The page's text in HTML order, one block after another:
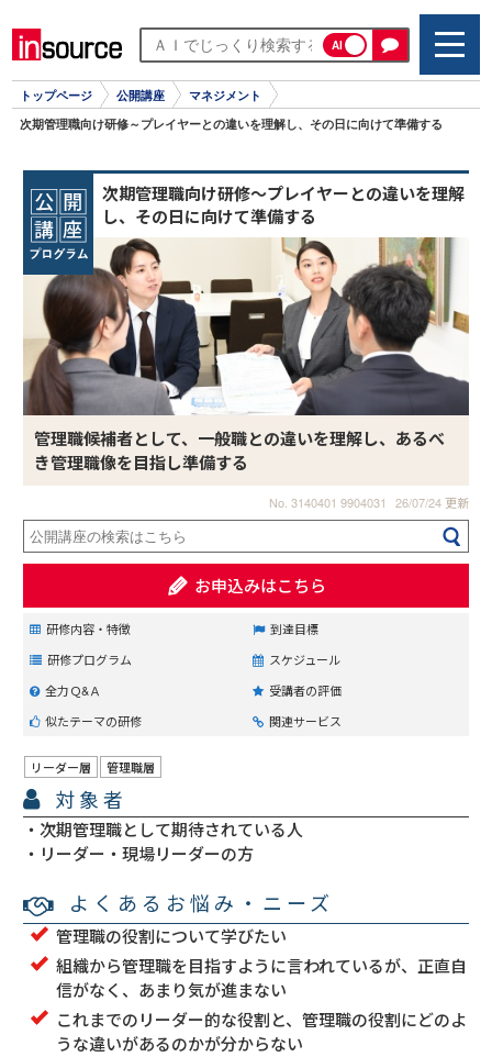
AI
トップページ 公開講座 マネジメント
次期管理職向け研修～プレイヤーとの違いを理解し、その日に向けて準備する
次期管理職向け研修～プレイヤーとの違いを理解
し、その日に向けて準備する
管理職候補者として、一般職との違いを理解し、あるべ
き管理職像を目指し準備する
No. 3140401 9904031 26/07/24 更新
お申込みはこちら
研修内容・特徴
到達目標
研修プログラム
スケジュール
全力Ｑ&Ａ
受講者の評価
似たテーマの研修
関連サービス
対象者
リーダー層 管理職層
次期管理職として期待されている人
リーダー・現場リーダーの方
よくあるお悩み・ニーズ
管理職の役割について学びたい
組織から管理職を目指すように言われているが、正直自
信がなく、あまり気が進まない
これまでのリーダー的な役割と、管理職の役割にどのよ
うな違いがあるのかが分からない